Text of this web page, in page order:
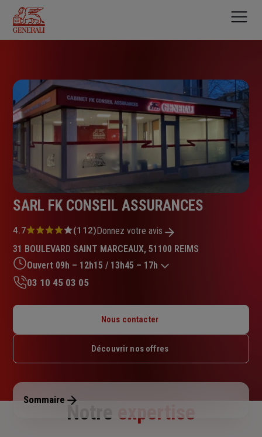
contenu
principal
SARL FK CONSEIL ASSURANCES
Note
4.7
sur
5
étoiles
4.7 (112)Donnez votre avis
31 BOULEVARD SAINT MARCEAUX, 51100 REIMS
Ouvert 09h – 12h15 / 13h45 – 17h
Mardi : 09h – 12h15 / 13h45 – 17h45
Jeudi : 09h – 12h15 / 13h45 – 17h45
Dimanche : Fermé
03 10 45 03 05
Nous contacter
Découvrir nos offres
Sommaire
Notre expertise